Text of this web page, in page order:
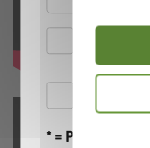
Hiermit
die
Hiermit
* = Pflichtfeld